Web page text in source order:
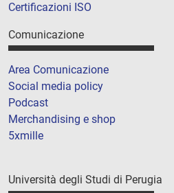
Certificazioni ISO
Comunicazione
Area Comunicazione
Social media policy
Podcast
Merchandising e shop
5xmille
Università degli Studi di Perugia